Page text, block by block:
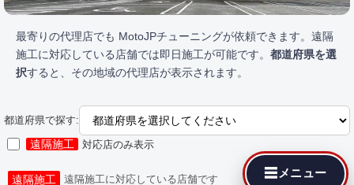
最寄りの代理店でも MotoJPチューニングが依頼できます。遠隔
施工に対応している店舗では即日施工が可能です。 都道府県を選
択すると、その地域の代理店が表示されます。
都道府県で探す:
遠隔施工 対応店のみ表示
遠隔施工 遠隔施工に対応している店舗です ☰ メニュー